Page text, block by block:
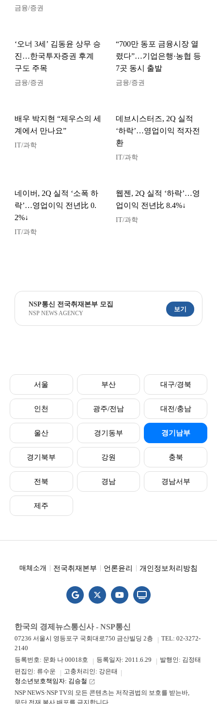
금융/증권
‘오너 3세’ 김동윤 상무 승
진…한국투자증권 후계
구도 주목
금융/증권
“700만 동포 금융시장 열
렸다”…기업은행·농협 등
7곳 동시 출발
금융/증권
배우 박지현 “제우스의 세
계에서 만나요”
IT/과학
데브시스터즈, 2Q 실적
‘하락’…영업이익 적자전
환
IT/과학
네이버, 2Q 실적 ‘소폭 하
락’…영업이익 전년比 0.
2%↓
IT/과학
웹젠, 2Q 실적 ‘하락’…영
업이익 전년比 8.4%↓
IT/과학
NSP통신 전국취재본부 모집
NSP NEWS AGENCY
보기
서울 부산 대구/경북
인천 광주/전남 대전/충남
울산 경기동부 경기남부
경기북부 강원 충북
전북 경남 경남서부
제주
매체소개 전국취재본부 언론윤리 개인정보처리방침
한국의 경제뉴스통신사 - NSP통신
07236 서울시 영등포구 국회대로750 금산빌딩 2층
TEL: 02-3272-
2140
등록번호: 문화 나 00018호
등록일자: 2011.6.29
발행인: 김정태
편집인: 류수운
고충처리인: 강은태
청소년보호책임자: 김승철 launch
NSP NEWS·NSP TV의 모든 콘텐츠는 저작권법의 보호를 받는바,
무단 전재.복사.배포를 금지합니다.